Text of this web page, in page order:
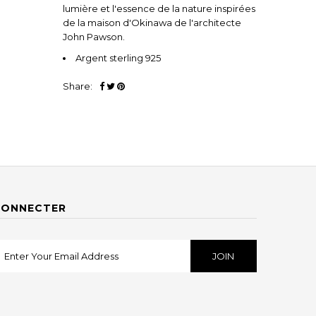
lumière et l'essence de la nature inspirées
de la maison d'Okinawa de l'architecte
John Pawson.
Argent sterling 925
Share: